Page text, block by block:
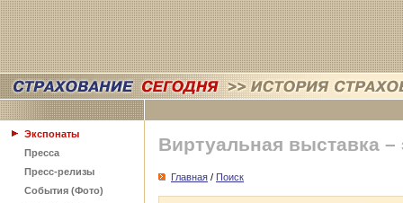
Экспонаты
Пресса
Пресс-релизы
События (Фото)
Виртуальная выставка –
Главная / Поиск